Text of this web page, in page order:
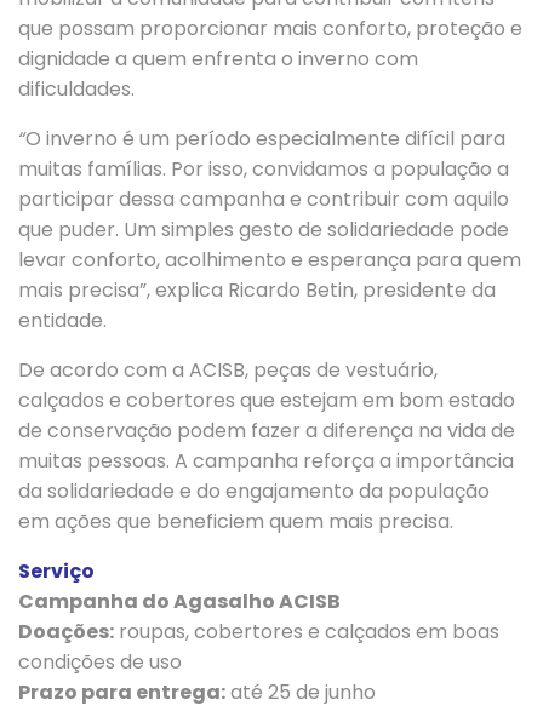
que possam proporcionar mais conforto, proteção e
dignidade a quem enfrenta o inverno com
dificuldades.
“O inverno é um período especialmente difícil para
muitas famílias. Por isso, convidamos a população a
participar dessa campanha e contribuir com aquilo
que puder. Um simples gesto de solidariedade pode
levar conforto, acolhimento e esperança para quem
mais precisa”, explica Ricardo Betin, presidente da
entidade.
De acordo com a ACISB, peças de vestuário,
calçados e cobertores que estejam em bom estado
de conservação podem fazer a diferença na vida de
muitas pessoas. A campanha reforça a importância
da solidariedade e do engajamento da população
em ações que beneficiem quem mais precisa.
Serviço
Campanha do Agasalho ACISB
Doações: roupas, cobertores e calçados em boas
condições de uso
Prazo para entrega:até 25 de junho